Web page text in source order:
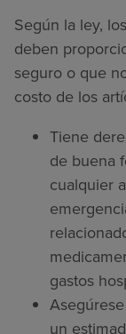
Según la ley,
deben
seguro o que
costo de los
Tiene
de buena
cualquier
gastos
un